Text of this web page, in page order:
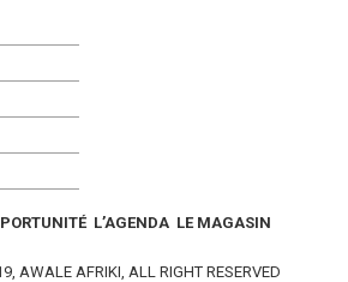
L’AGENDA LE MAGASIN
AWALE AFRIKI, ALL RIGHT RESERVED